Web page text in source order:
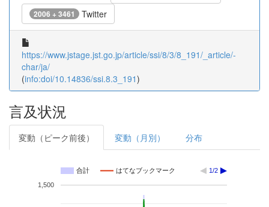
2006 + 3461 Twitter
https://www.jstage.jst.go.jp/article/ssi/8/3/8_191/_article/-
char/ja/
(info:doi/10.14836/ssi.8.3_191)
言及状況
変動（ピーク前後） 変動（月別） 分布
合計 はてなブックマーク 1/2
1,500